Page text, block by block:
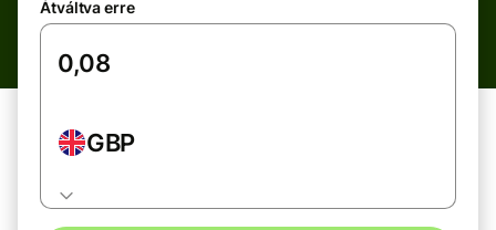
Átváltva erre
GBP